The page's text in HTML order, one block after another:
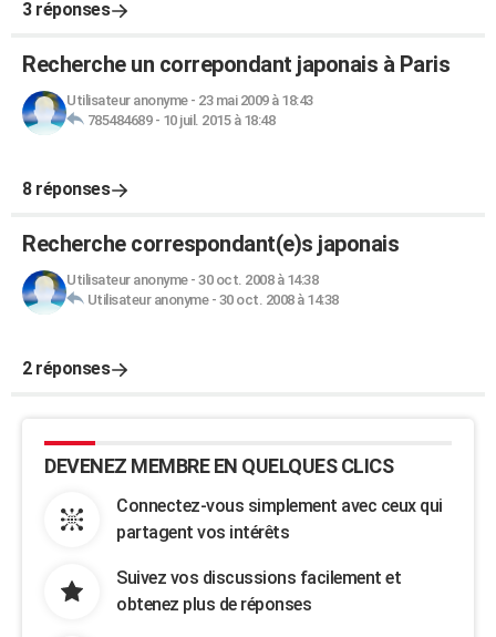
3 réponses
Recherche un correpondant japonais à Paris
Utilisateur anonyme- 23 mai 2009 à 18:43
785484689- 10 juil. 2015 à 18:48
8 réponses
Recherche correspondant(e)s japonais
Utilisateur anonyme- 30 oct. 2008 à 14:38
Utilisateur anonyme- 30 oct. 2008 à 14:38
2 réponses
DEVENEZ MEMBRE EN QUELQUES CLICS
Connectez-vous simplement avec ceux qui
partagent vos intérêts
Suivez vos discussions facilement et
obtenez plus de réponses